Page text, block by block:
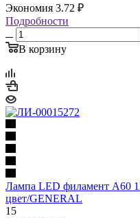
Экономия 3.72 ₽
Подробности
В корзину
Лампа LED филамент A60
цвет/GENERAL
15